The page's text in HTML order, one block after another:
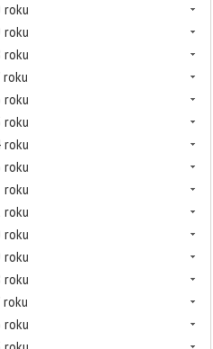
roku
roku
roku
roku
roku
roku
roku
roku
roku
roku
roku
roku
roku